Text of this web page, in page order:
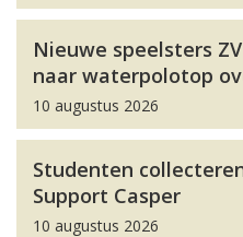
Nieuwe speelsters
naar waterpolotop
10 augustus 2026
Studenten
Support Casper
10 augustus 2026